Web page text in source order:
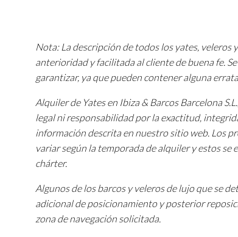
Nota: La descripción de todos los yates, veleros
anterioridad y facilitada al cliente de buena fe.
garantizar, ya que pueden contener alguna
Alquiler de Yates en Ibiza & Barcos Barcelona
legal ni responsabilidad por la exactitud,
información descrita en nuestro sitio web. Los
variar según la temporada de alquiler y estos
chárter.
Algunos de los barcos y veleros de lujo que se
adicional de posicionamiento y posterior
zona de navegación solicitada.